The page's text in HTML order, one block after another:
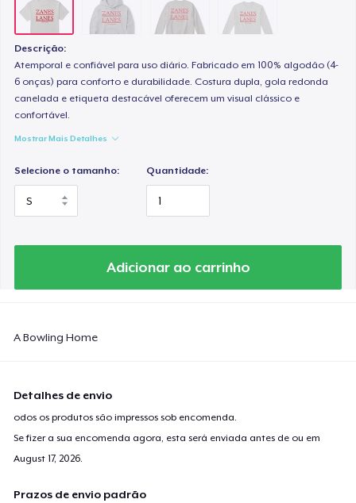
Descrição:
Atemporal e confiável para uso diário. Fabricado em 100% algodão (4-
6 onças) para conforto e durabilidade. Costura dupla, gola redonda
canelada e etiqueta destacável oferecem um visual clássico e
confortável.
Mostrar Mais Detalhes
Selecione o tamanho: Quantidade:
Adicionar ao carrinho
A Bowling Home
Detalhes de envio
odos os produtos são impressos sob encomenda.
Se fizer a sua encomenda agora, esta será enviada antes de ou em
August 17, 2026.
Prazos de envio padrão